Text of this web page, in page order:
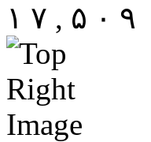
۱ ۷ , ۵ ۰ ۹